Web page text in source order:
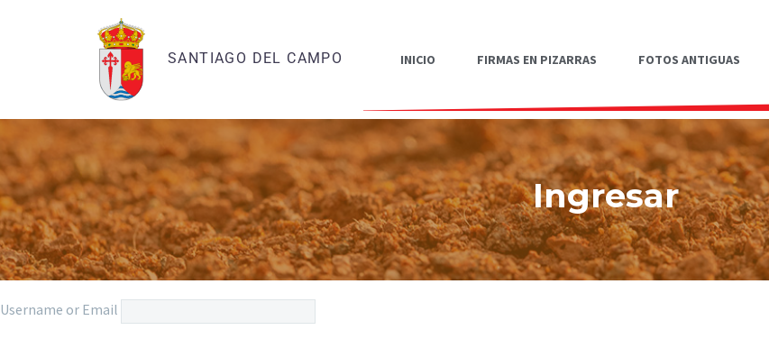
SANTIAGO DEL CAMPO INICIO FIRMAS EN PIZARRAS FOTOS ANTIGUAS
Ingresar
Username or Email